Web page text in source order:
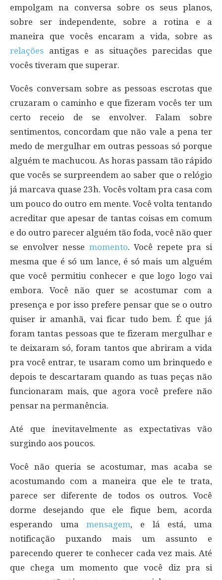
empolgam na conversa sobre os seus planos,
sobre ser independente, sobre a rotina e a
maneira que vocês encaram a vida, sobre as
relações antigas e as situações parecidas que
vocês tiveram que superar.
Vocês conversam sobre as pessoas escrotas que
cruzaram o caminho e que fizeram vocês ter um
certo receio de se envolver. Falam sobre
sentimentos, concordam que não vale a pena ter
medo de mergulhar em outras pessoas só porque
alguém te machucou. As horas passam tão rápido
que vocês se surpreendem ao saber que o relógio
já marcava quase 23h. Vocês voltam pra casa com
um pouco do outro em mente. Você volta tentando
acreditar que apesar de tantas coisas em comum
e do outro parecer alguém tão foda, você não quer
se envolver nesse momento. Você repete pra si
mesma que é só um lance, é só mais um alguém
que você permitiu conhecer e que logo logo vai
embora. Você não quer se acostumar com a
presença e por isso prefere pensar que se o outro
quiser ir amanhã, vai ficar tudo bem. É que já
foram tantas pessoas que te fizeram mergulhar e
te deixaram só, foram tantos que abriram a vida
pra você entrar, te usaram como um brinquedo e
depois te descartaram quando as tuas peças não
funcionaram mais, que agora você prefere não
pensar na permanência.
Até que inevitavelmente as expectativas vão
surgindo aos poucos.
Você não queria se acostumar, mas acaba se
acostumando com a maneira que ele te trata,
parece ser diferente de todos os outros. Você
dorme desejando que ele fique bem, acorda
esperando umamensagem, e lá está, uma
notificação puxando mais um assunto e
parecendo querer te conhecer cada vez mais. Até
que chega um momento que você diz pra si